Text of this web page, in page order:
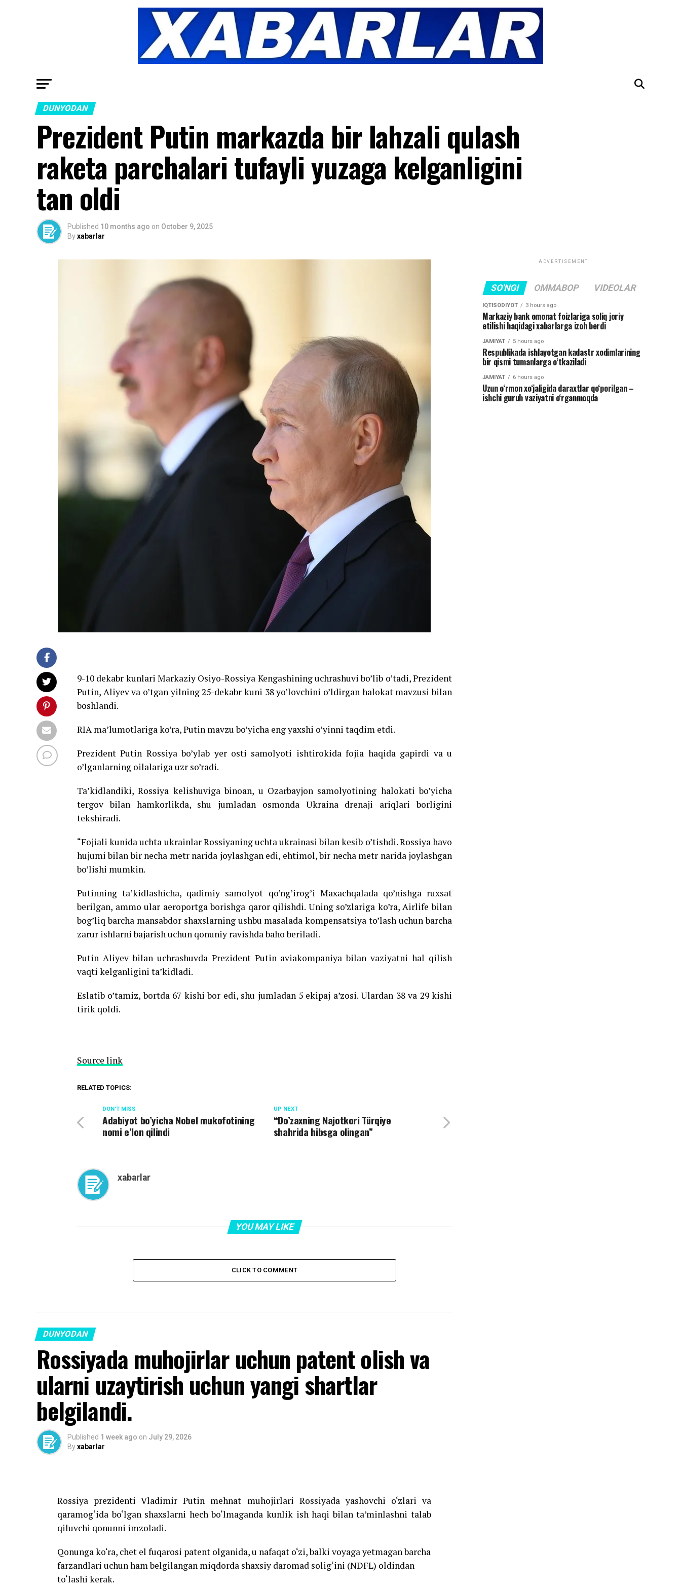
DUNYODAN
Prezident Putin markazda bir lahzali qulash
raketa parchalari tufayli yuzaga kelganligini
tan oldi
Published 10 months ago on October 9, 2025
Byxabarlar
9-10 dekabr kunlari Markaziy Osiyo-Rossiya Kengashining uchrashuvi bo’lib o’tadi, Prezident
Putin, Aliyev va o’tgan yilning 25-dekabr kuni 38 yo’lovchini o’ldirgan halokat mavzusi bilan
boshlandi.
RIA ma’lumotlariga ko’ra, Putin mavzu bo’yicha eng yaxshi o’yinni taqdim etdi.
Prezident Putin Rossiya bo’ylab yer osti samolyoti ishtirokida fojia haqida gapirdi va u
o’lganlarning oilalariga uzr so’radi.
Ta’kidlandiki, Rossiya kelishuviga binoan, u Ozarbayjon samolyotining halokati bo’yicha
tergov bilan hamkorlikda, shu jumladan osmonda Ukraina drenaji ariqlari borligini
tekshiradi.
“Fojiali kunida uchta ukrainlar Rossiyaning uchta ukrainasi bilan kesib o’tishdi. Rossiya havo
hujumi bilan bir necha metr narida joylashgan edi, ehtimol, bir necha metr narida joylashgan
bo’lishi mumkin.
Putinning ta’kidlashicha, qadimiy samolyot qo’ng’irog’i Maxachqalada qo’nishga ruxsat
berilgan, ammo ular aeroportga borishga qaror qilishdi. Uning so’zlariga ko’ra, Airlife bilan
bog’liq barcha mansabdor shaxslarning ushbu masalada kompensatsiya to’lash uchun barcha
zarur ishlarni bajarish uchun qonuniy ravishda baho beriladi.
Putin Aliyev bilan uchrashuvda Prezident Putin aviakompaniya bilan vaziyatni hal qilish
vaqti kelganligini ta’kidladi.
Eslatib o’tamiz, bortda 67 kishi bor edi, shu jumladan 5 ekipaj a’zosi. Ulardan 38 va 29 kishi
tirik qoldi.
Source link
RELATED TOPICS:
UP NEXT
“Do’zaxning Najotkori Türqiye
shahrida hibsga olingan”
DON'T MISS
Adabiyot bo’yicha Nobel mukofotining
nomi e’lon qilindi
xabarlar
YOU MAY LIKE
CLICK TO COMMENT
DUNYODAN
Rossiyada muhojirlar uchun patent olish va
ularni uzaytirish uchun yangi shartlar
belgilandi.
Published 1 week ago on July 29, 2026
Byxabarlar
Rossiya prezidenti Vladimir Putin mehnat muhojirlari Rossiyada yashovchi o‘zlari va
qaramog‘ida bo‘lgan shaxslarni hech bo‘lmaganda kunlik ish haqi bilan ta’minlashni talab
qiluvchi qonunni imzoladi.
Qonunga ko‘ra, chet el fuqarosi patent olganida, u nafaqat o‘zi, balki voyaga yetmagan barcha
farzandlari uchun ham belgilangan miqdorda shaxsiy daromad solig‘ini (NDFL) oldindan
to‘lashi kerak.
ADVERTISEMENT
SO'NGI OMMABOP VIDEOLAR
IQTISODIYOT 3 hours ago
Markaziy bank omonat foizlariga soliq joriy
etilishi haqidagi xabarlarga izoh berdi
JAMIYAT 5 hours ago
Respublikada ishlayotgan kadastr xodimlarining
bir qismi tumanlarga o‘tkaziladi
JAMIYAT 6 hours ago
Uzun o‘rmon xo‘jaligida daraxtlar qo‘porilgan –
ishchi guruh vaziyatni o‘rganmoqda